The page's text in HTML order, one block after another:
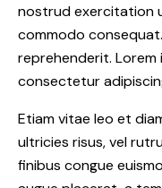
nostrud exercitation
commodo
reprehenderit.
consectetur
Etiam vitae leo et
ultricies risus, vel
finibus congue